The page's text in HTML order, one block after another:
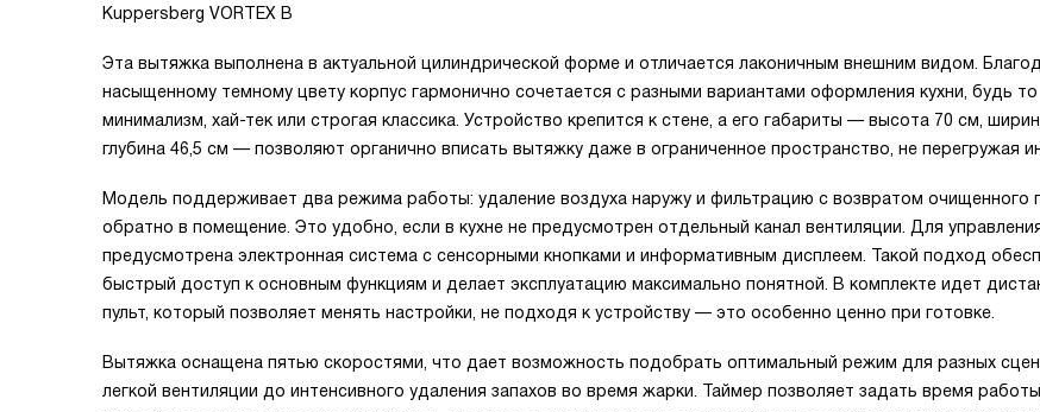
Kuppersberg VORTEX B
Эта вытяжка выполнена в актуальной цилиндрической форме и отличается лаконичным внешним видом.
насыщенному темному цвету корпус гармонично сочетается с разными вариантами оформления кухни, будь то
минимализм, хай-тек или строгая классика. Устройство крепится к стене, а его габариты — высота 70 см,
глубина 46,5 см — позволяют органично вписать вытяжку даже в ограниченное пространство, не перегружая
Модель поддерживает два режима работы: удаление воздуха наружу и фильтрацию с возвратом очищенного
обратно в помещение. Это удобно, если в кухне не предусмотрен отдельный канал вентиляции. Для
предусмотрена электронная система с сенсорными кнопками и информативным дисплеем. Такой подход
быстрый доступ к основным функциям и делает эксплуатацию максимально понятной. В комплекте идет
пульт, который позволяет менять настройки, не подходя к устройству — это особенно ценно при готовке.
Вытяжка оснащена пятью скоростями, что дает возможность подобрать оптимальный режим для разных
легкой вентиляции до интенсивного удаления запахов во время жарки. Таймер позволяет задать время